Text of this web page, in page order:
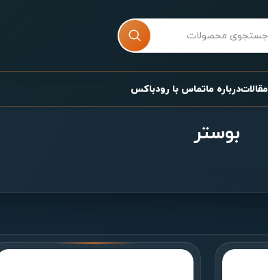
مقالاتدرباره ماتماس با رودباکس
بوستر